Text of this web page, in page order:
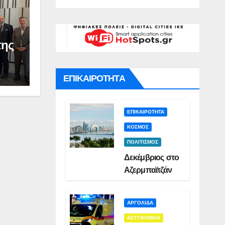
ΕΠΙΚΑΙΡΟΤΗΤΑ
ΕΠΙΚΑΙΡΟΤΗΤΑ
ΚΟΣΜΟΣ
ΠΟΛΙΤΙΣΜΟΣ
Δεκέμβριος στο
Αζερμπαϊτζάν
ΑΡΓΟΛΙΔΑ
ΑΣΤΥΝΟΜΙΚΑ